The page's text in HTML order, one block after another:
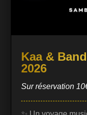
Kaa &
2026
Sur réservation